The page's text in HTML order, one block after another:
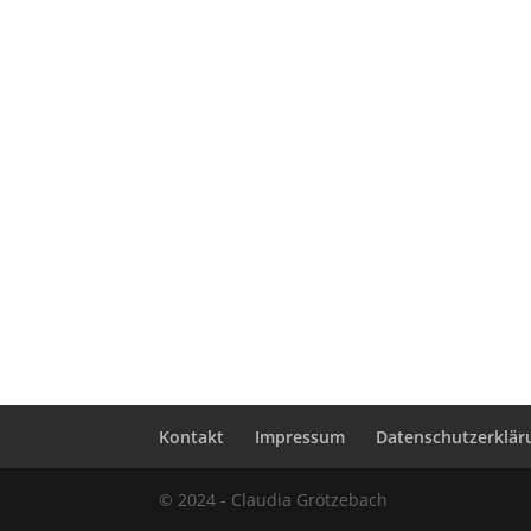
Kontakt Impressum
© 2024 - Claudia Grötzebach